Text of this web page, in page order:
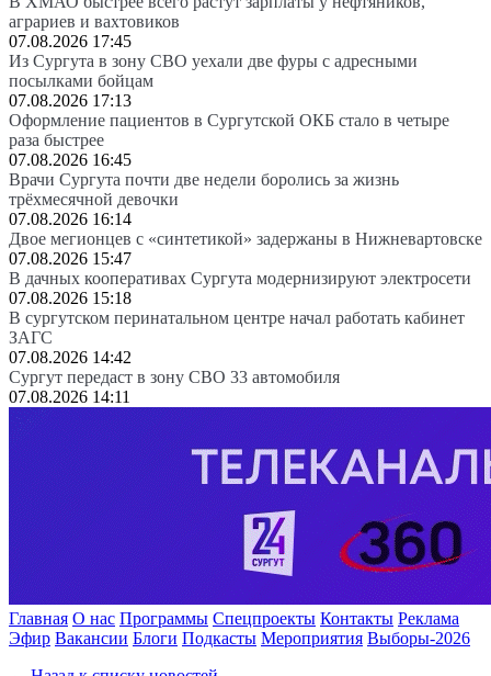
аграриев и вахтовиков
07.08.2026 17:45
Из Сургута в зону СВО уехали две фуры с адресными
посылками бойцам
07.08.2026 17:13
Оформление пациентов в Сургутской ОКБ стало в четыре
раза быстрее
07.08.2026 16:45
Врачи Сургута почти две недели боролись за жизнь
трёхмесячной девочки
07.08.2026 16:14
Двое мегионцев с «синтетикой» задержаны в Нижневартовске
07.08.2026 15:47
В дачных кооперативах Сургута модернизируют электросети
07.08.2026 15:18
В сургутском перинатальном центре начал работать кабинет
ЗАГС
07.08.2026 14:42
Сургут передаст в зону СВО 33 автомобиля
07.08.2026 14:11
Главная О нас Программы Спецпроекты Контакты Реклама
Эфир Вакансии Блоги Подкасты Мероприятия Выборы-2026